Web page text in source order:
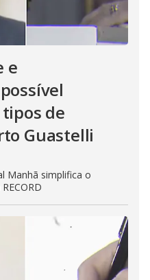
e
de
Guastelli
Manhã simplifica o